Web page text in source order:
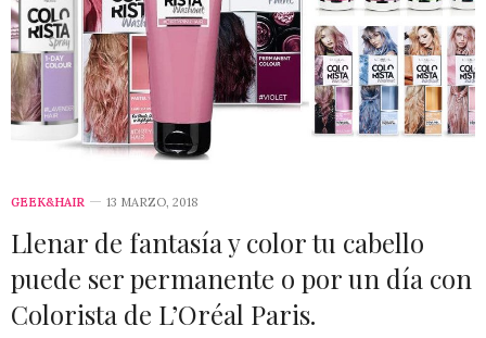
GEEK&HAIR 13 MARZO, 2018
Llenar de fantasía y color tu cabello
puede ser permanente o por un día con
Colorista de L’Oréal Paris.